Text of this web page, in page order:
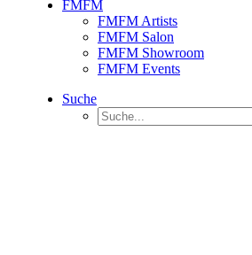
FMFM
FMFM Artists
FMFM Salon
FMFM Showroom
FMFM Events
Suche